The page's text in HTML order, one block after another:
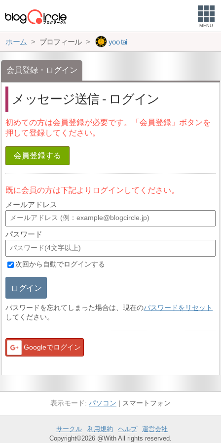
MENU
ホーム プロフィール yoo tai
会員登録・ログイン
メッセージ送信 - ログイン
初めての方は会員登録が必要です。「会員登録」ボタンを
押して登録してください。
会員登録する
既に会員の方は下記よりログインしてください。
メールアドレス
パスワード
次回から自動でログインする
ログイン
パスワードを忘れてしまった場合は、現在のパスワードをリセット
してください。
Googleでログイン
パソコン スマートフォン
サークル 利用規約 ヘルプ
運営会社
Copyright©2026 @With All rights reserved.